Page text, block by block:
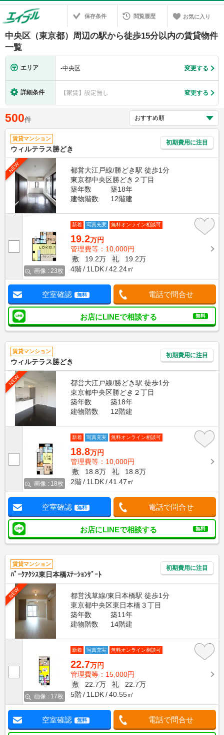
保存条件 閲覧履歴 お気に入り
中央区（東京都）周辺の駅から徒歩15分以内の賃貸物件
一覧
エリア -中央区 変更する
詳細条件 【家賃】設定無し 変更する
500件
賃貸マンション
ウィルテラス勝どき
初期費用に注目
NEW
都営大江戸線/勝どき駅 徒歩1分
東京都中央区勝どき２丁目
築年数
築18年
建物階数
12階建
画像 : 23枚
新着 写真充実 無料オンライン相談可
19.2万円
管理費等：10,000円
敷
19.2万 礼
19.2万
4階
1LDK 42.24㎡
空室確認 無料 電話で問合せ
お店にLINEで相談する 無料
賃貸マンション
ウィルテラス勝どき
初期費用に注目
NEW
都営大江戸線/勝どき駅 徒歩1分
東京都中央区勝どき２丁目
築年数
築18年
建物階数
12階建
画像 : 18枚
新着 写真充実 無料オンライン相談可
18.8万円
管理費等：10,000円
敷
18.8万 礼
18.8万
2階
1LDK 41.47㎡
空室確認 無料 電話で問合せ
お店にLINEで相談する 無料
賃貸マンション
ﾊﾟｰｸｱｸｼｽ東日本橋ｽﾃｰｼｮﾝｹﾞｰﾄ
初期費用に注目
NEW
都営浅草線/東日本橋駅 徒歩1分
東京都中央区東日本橋３丁目
築年数
築11年
建物階数
14階建
画像 : 17枚
新着 写真充実 無料オンライン相談可
22.7万円
管理費等：15,000円
敷
22.7万 礼
22.7万
5階
1LDK 40.55㎡
空室確認 無料 電話で問合せ